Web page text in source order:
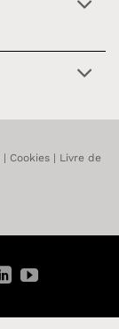
Cookies
Livre de